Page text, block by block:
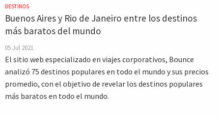
DESTINOS
Buenos Aires y Rio de Janeiro entre los destinos
más baratos del mundo
05 Jul 2021
El sitio web especializado en viajes corporativos, Bounce
analizó 75 destinos populares en todo el mundo y sus precios
promedio, con el objetivo de revelar los destinos populares
más baratos en todo el mundo.